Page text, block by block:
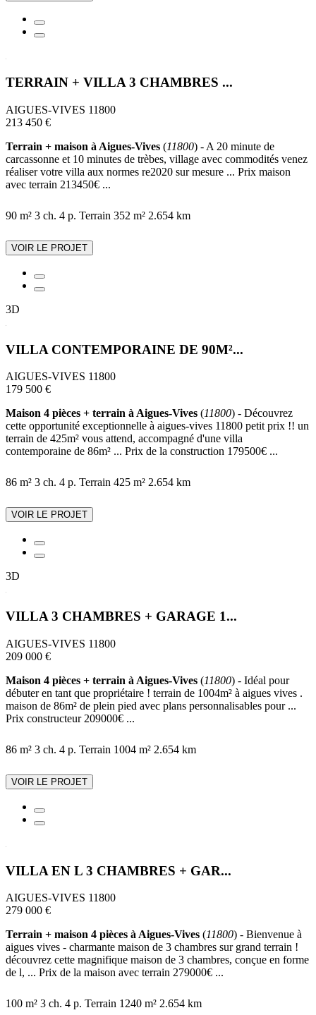
TERRAIN + VILLA 3 CHAMBRES ...
AIGUES-VIVES 11800
213 450 €
Terrain + maison à Aigues-Vives (11800) - A 20 minute de
carcassonne et 10 minutes de trèbes, village avec commodités venez
réaliser votre villa aux normes re2020 sur mesure ... Prix maison
avec terrain 213450€ ...
90 m² 3 ch. 4 p. Terrain 352 m² 2.654 km
VOIR LE PROJET
3D
VILLA CONTEMPORAINE DE 90M²...
AIGUES-VIVES 11800
179 500 €
Maison 4 pièces + terrain à Aigues-Vives (11800) - Découvrez
cette opportunité exceptionnelle à aigues-vives 11800 petit prix !! un
terrain de 425m² vous attend, accompagné d'une villa
contemporaine de 86m² ... Prix de la construction 179500€ ...
86 m² 3 ch. 4 p. Terrain 425 m² 2.654 km
VOIR LE PROJET
3D
VILLA 3 CHAMBRES + GARAGE 1...
AIGUES-VIVES 11800
209 000 €
Maison 4 pièces + terrain à Aigues-Vives (11800) - Idéal pour
débuter en tant que propriétaire ! terrain de 1004m² à aigues vives .
maison de 86m² de plein pied avec plans personnalisables pour ...
Prix constructeur 209000€ ...
86 m² 3 ch. 4 p. Terrain 1004 m² 2.654 km
VOIR LE PROJET
VILLA EN L 3 CHAMBRES + GAR...
AIGUES-VIVES 11800
279 000 €
Terrain + maison 4 pièces à Aigues-Vives (11800) - Bienvenue à
aigues vives - charmante maison de 3 chambres sur grand terrain !
découvrez cette magnifique maison de 3 chambres, conçue en forme
de l, ... Prix de la maison avec terrain 279000€ ...
100 m² 3 ch. 4 p. Terrain 1240 m² 2.654 km